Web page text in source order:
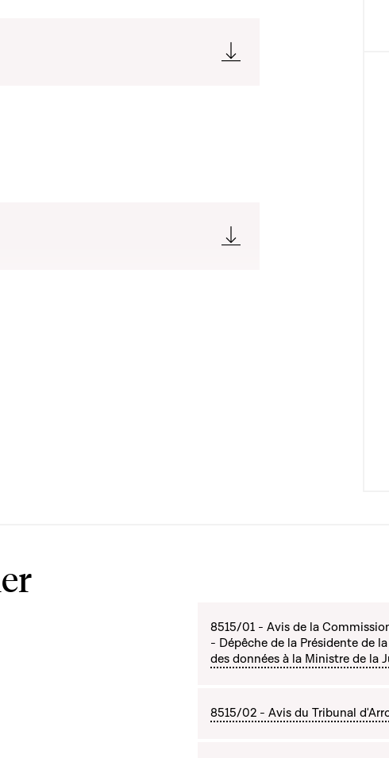
8515/01 - Avis de la
- Dépêche de la Présidente de
des données à la Ministre de la
8515/02 - Avis du Tribunal